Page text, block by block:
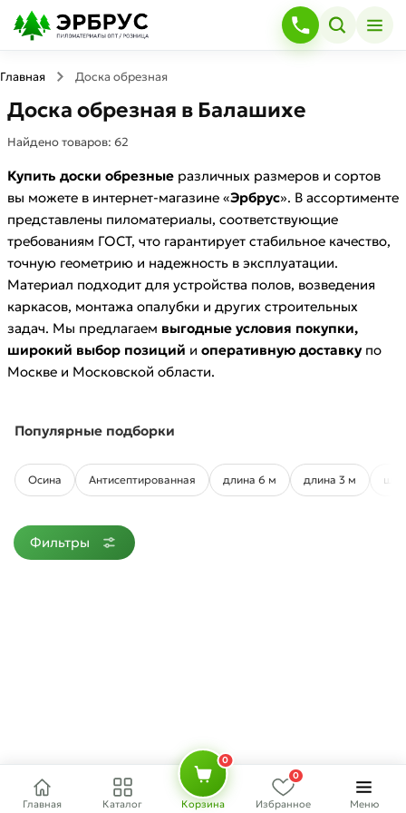
Главная Каталог
0
Корзина Избранное
0
Меню
Главная Доска обрезная
Доска обрезная в Балашихе
Найдено товаров: 62
Купить доски обрезные различных размеров и сортов
вы можете в интернет-магазине «Эрбрус». В ассортименте
представлены пиломатериалы, соответствующие
требованиям ГОСТ, что гарантирует стабильное качество,
точную геометрию и надежность в эксплуатации.
Материал подходит для устройства полов, возведения
каркасов, монтажа опалубки и других строительных
задач. Мы предлагаем выгодные условия покупки,
широкий выбор позиций и оперативную доставкупо
Москве и Московской области.
Популярные подборки
Осина Антисептированная длина 6 м длина 3 м
Фильтры